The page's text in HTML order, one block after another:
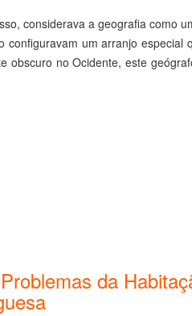
considerava a geografia como
configuravam um arranjo
obscuro no Ocidente, este
da